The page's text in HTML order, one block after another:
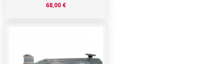
68,00 €